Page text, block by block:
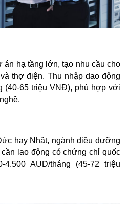
án hạ tầng lớn, tạo nhu cầu cho
thợ điện. Thu nhập dao động
(40-65 triệu VNĐ), phù hợp với
hay Nhật, ngành điều dưỡng
lao động có chứng chỉ quốc
AUD/tháng (45-72 triệu